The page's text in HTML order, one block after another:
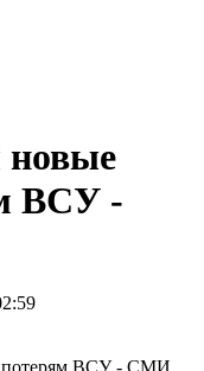
новые
ВСУ -